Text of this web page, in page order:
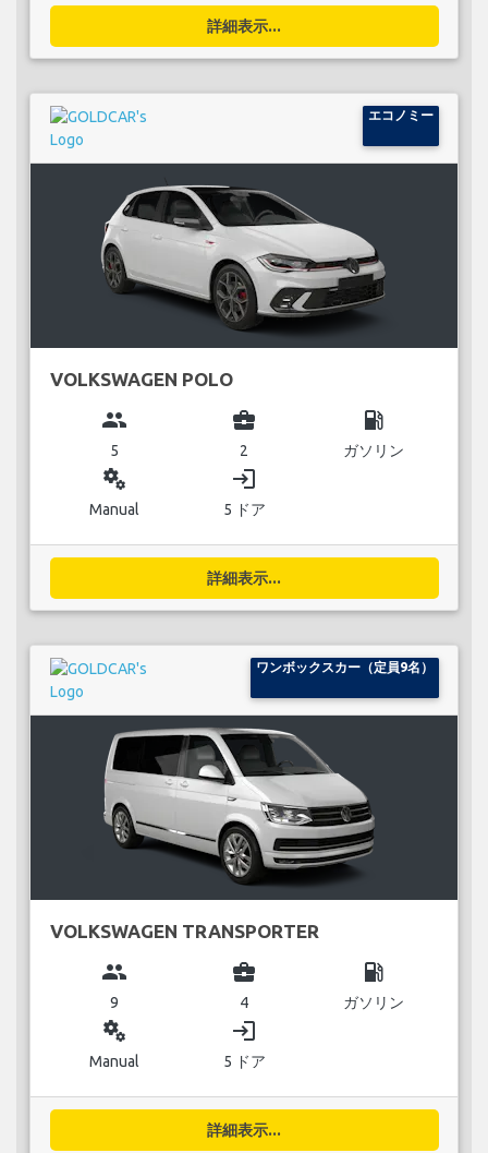
詳細表示...
エコノミー
VOLKSWAGEN POLO
group
5
business_center
2
local_gas_station
ガソリン
miscellaneous_services
Manual
login
5 ドア
詳細表示...
ワンボックスカー（定員9名）
VOLKSWAGEN TRANSPORTER
group
9
business_center
4
local_gas_station
ガソリン
miscellaneous_services
Manual
login
5 ドア
詳細表示...